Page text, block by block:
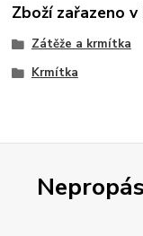
Zboží zařazeno
Zátěže a krmítka
Krmítka